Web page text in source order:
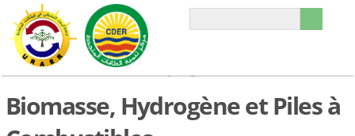
Accueil»SIENR 2010 »Biomasse, Hydrogène et Piles à Combustibles
Biomasse, Hydrogène et Piles à